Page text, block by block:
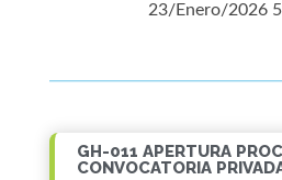
23/Enero/2026
GH-011 APERTURA
CONVOCATORIA